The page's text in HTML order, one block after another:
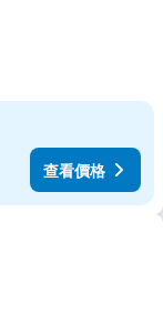
查看價格